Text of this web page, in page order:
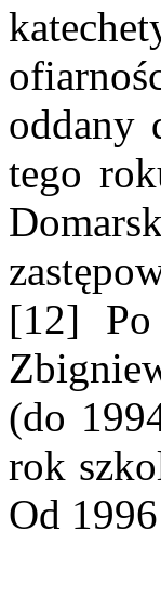
oddany
tego
[12] Po
(do
rok
Od